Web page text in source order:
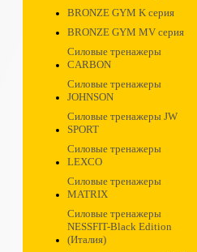
BRONZE GYM K серия
BRONZE GYM MV серия
Силовые тренажеры
CARBON
Силовые тренажеры
JOHNSON
Силовые тренажеры JW
SPORT
Силовые тренажеры
LEXCO
Силовые тренажеры
MATRIX
Силовые тренажеры
NESSFIT-Black Edition
(Италия)